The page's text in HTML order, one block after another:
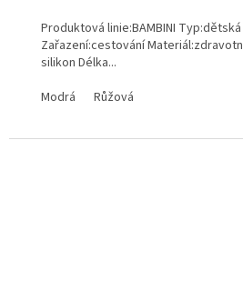
Produktová linie:BAMBINI
Zařazení:cestování
silikon Délka...
Modrá
Růžová